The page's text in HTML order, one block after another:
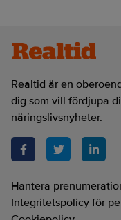
Realtid är en
dig som vill fördjupa
näringslivsnyheter.
Hantera
Integritetspolicy för